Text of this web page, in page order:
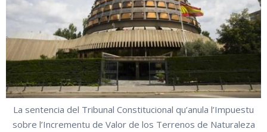
La sentencia del Tribunal Constitucional qu’anula l’Impuestu
sobre l’Incrementu de Valor de los Terrenos de Naturaleza